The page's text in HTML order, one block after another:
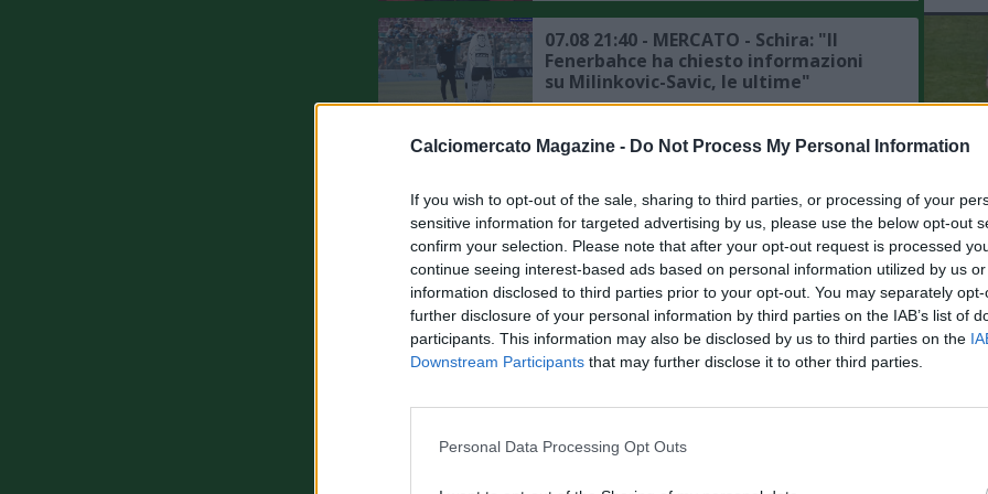
Calciomercato Magazine - Do Not Process My Personal Information
If you wish to opt-out of the sale, sharing to third parties, or processing of your
sensitive information for targeted advertising by us, please use the below opt-out
confirm your selection. Please note that after your opt-out request is processed
continue seeing interest-based ads based on personal information utilized by us
information disclosed to third parties prior to your opt-out. You may separately
further disclosure of your personal information by third parties on the IAB’s list of
participants. This information may also be disclosed by us to third parties on the
Downstream Participants that may further disclose it to other third parties.
Personal Data Processing Opt Outs
07.08 21:40 - MERCATO - Schira: "Il
Fenerbahce ha chiesto informazioni
su Milinkovic-Savic, le ultime"
07.08 14:58 - MERCATO - Moretto: "Il
07.08 12:53 - SKY - Napoli, mercato in
difesa: Aguerd del Marsiglia è il piano
alternativo degli azzurri
07.08 10:54 - TUTTOSPORT - Napoli,
mercato in difesa: ecco le alte cifre
07.08 10:50 - SKY - Napoli, mercato in
del